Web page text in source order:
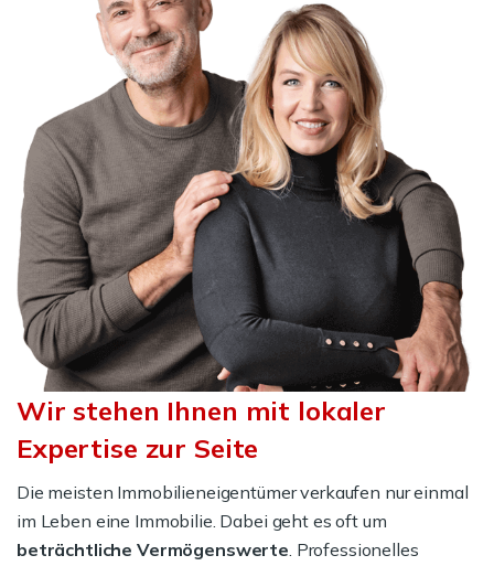
Wir stehen Ihnen mit lokaler
Expertise zur Seite
Die meisten Immobilieneigentümer verkaufen nur einmal
im Leben eine Immobilie. Dabei geht es oft um
beträchtliche Vermögenswerte. Professionelles